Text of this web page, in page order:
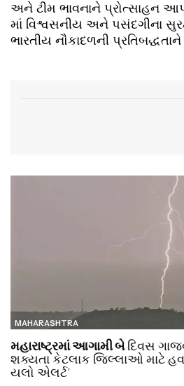
અને ટીમ ભાવનાને પ્રોત્સાહન
માં વિશ્વસનીય અને પસંદગીના
ભારતીય નૌકાદળની
MAHARASHTRA
મહારાષ્ટ્રમાં આગામી બેદિવસ
શક્યતા કેટલાક જિલ્લાઓ માટે
યલો એલર્ટ’